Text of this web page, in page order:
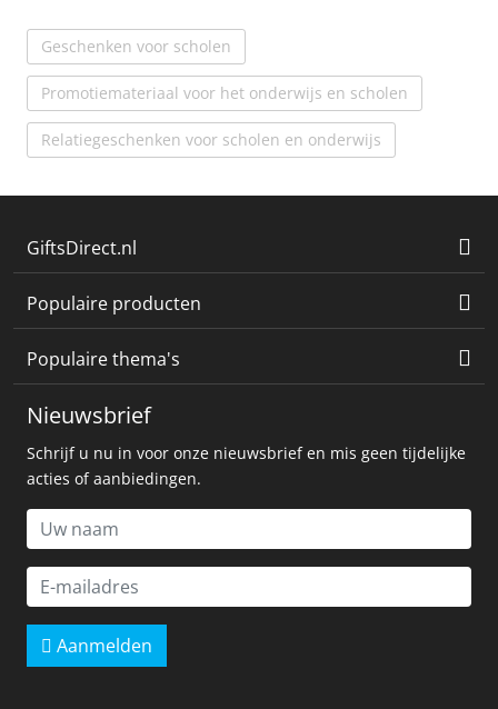
Geschenken voor scholen
Promotiemateriaal voor het onderwijs en scholen
Relatiegeschenken voor scholen en onderwijs
GiftsDirect.nl
Populaire producten
Populaire thema's
Nieuwsbrief
Schrijf u nu in voor onze nieuwsbrief en mis geen tijdelijke
acties of aanbiedingen.
Aanmelden